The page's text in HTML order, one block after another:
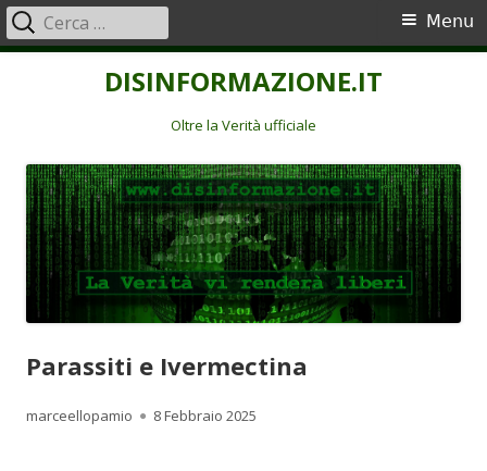
DISINFORMAZIONE.IT
Oltre la Verità ufficiale
Menu
principale
Menu
Ricerca
per:
Parassiti e Ivermectina
Autore
marceellopamio Pubblicato
8 Febbraio 2025